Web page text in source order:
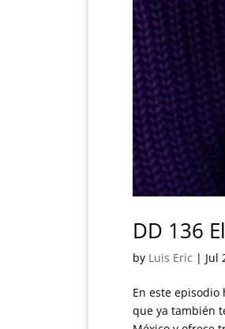
DD 136
by Luis Eric | Jul
En este
que ya también